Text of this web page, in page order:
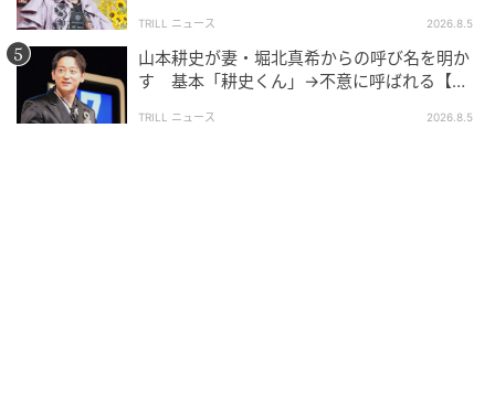
TRILL ニュース 2026.8.5
山本耕史が妻・堀北真希からの呼び名を明か
す 基本「耕史くん」→不意に呼ばれる【ユ
TRILL ニュース 2026.8.5